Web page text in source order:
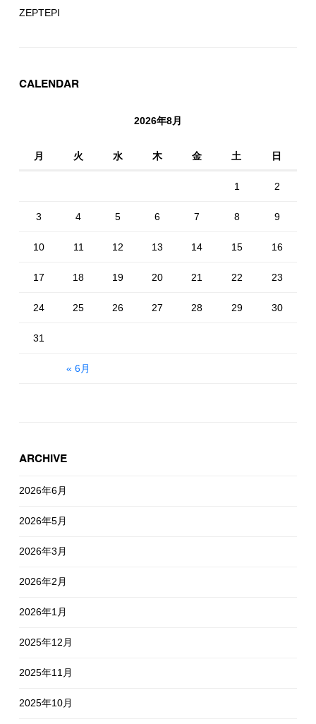
ZEPTEPI
CALENDAR
2026年8月
月 火 水 木 金 土 日
« 6月
1 2
3 4 5 6 7 8 9
10 11 12 13 14 15 16
17 18 19 20 21 22 23
24 25 26 27 28 29 30
31
ARCHIVE
2026年6月
2026年5月
2026年3月
2026年2月
2026年1月
2025年12月
2025年11月
2025年10月